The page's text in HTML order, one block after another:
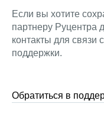
Если вы хотите
партнеру Руцентра
контакты для
поддержки.
Обратиться в